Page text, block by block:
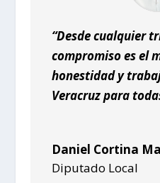
“Desde cualquier
compromiso es el
honestidad y
Veracruz para
Daniel Cortina
Diputado Local